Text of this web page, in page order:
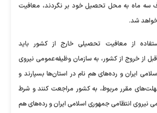
سه ماه به محل تحصیل خود بر نگردند، معافیت
شد.
از معافیت تحصیلی خارج از کشور باید
از خروج از کشور، به سازمان وظیفه‌عمومی نیروی
ایران و رده‌های هم نام در استان‌ها بسپارند و
مقرر مربوط، به کشور مراجعت کنند و شرط
نیروی انتظامی جمهوری اسلامی ایران و رده‌های هم